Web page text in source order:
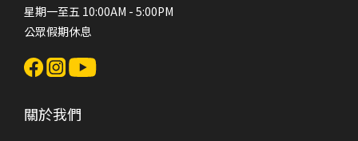
星期一至五 10:00AM - 5:00PM
公眾假期休息
關於我們